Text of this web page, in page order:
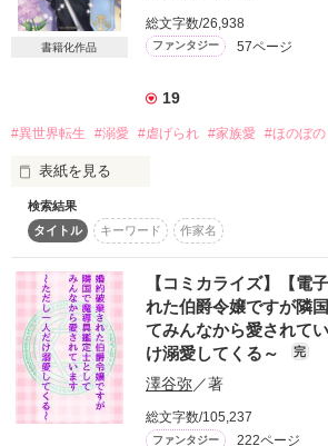
治癒チートを持つ伯爵令嬢のメイサは
お忍び旅の途中で重傷を負った王太子アズ
う。
後日屋敷を訪ねてきたアズフィールに
※拒否権なし
腹黒で食えない性格の王太子アズフィール
「うぅうう、これからどれだけこき使われ
メイサはビクビクしながら王宮に行くのだ
待っていたのは予想外に快適な生活で──？
”……おかしいな。アズフィール様は私の
すリスクであり、脅威だ。専属女官にな
入りしないつもりでいた。
それなのに、彼のことがこんなに気になっ
て”
メイサは戸惑いつつも、幾つもの事件を一
書籍化作品
総文字数/26,938
ファンタジー 57ページ
19
#異世界転生 #溺愛 #虐げられ #家族愛 #ほのぼの
表紙を見る
前世日本人だった記憶がある公爵家の長女
力なしの役立たずと虐げられていたが、あ
た父アルフレッドに助け出されて人生が
と恐れられているお父さまともっと仲良
多忙な彼のお手伝いをすることに。実は
こえる能力で、庶民的な果実を使って美味
品を開発したり、教会の闇を暴いたりとい
躍!?　冷たかったはずのアルフレッドも、
ライラを気付けば溺愛していて…？　ちび
ァンタジー！
検索結果
タイトル
キーワード 作家名
【コミカライズ】【電
れた伯爵令嬢ですが隣
てみんなから愛されて
け溺愛してくる～
完
澤谷弥／著
総文字数/105,237
ファンタジー 222ページ